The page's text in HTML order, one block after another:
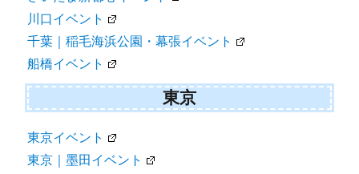
川口イベント
千葉｜稲毛海浜公園・幕張イベント
船橋イベント
東京
東京イベント
東京｜墨田イベント